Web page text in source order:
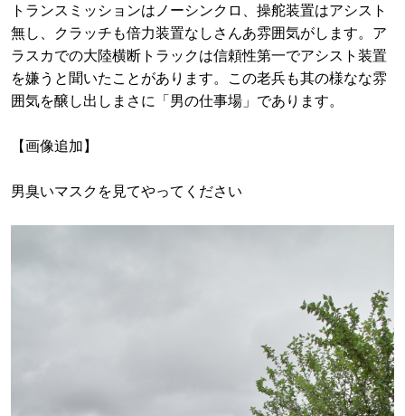
トランスミッションはノーシンクロ、操舵装置はアシスト
無し、クラッチも倍力装置なしさんあ雰囲気がします。ア
ラスカでの大陸横断トラックは信頼性第一でアシスト装置
を嫌うと聞いたことがあります。この老兵も其の様なな雰
囲気を醸し出しまさに「男の仕事場」であります。
【画像追加】
男臭いマスクを見てやってください